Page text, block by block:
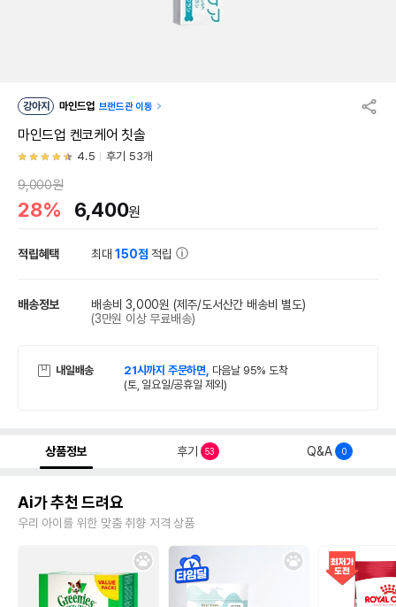
강아지 마인드업 브랜드관 이동
마인드업 켄코케어 칫솔
4.5 후기 53개
9,000원
28% 6,400원
적립혜택 최대150점 적립
배송정보 배송비 3,000원 (제주/도서산간 배송비 별도)
(3만원 이상 무료배송)
내일배송 21시까지 주문하면, 다음날 95% 도착
(토, 일요일/공휴일 제외)
상품정보 후기 53 Q&A 0
Ai가 추천 드려요
우리 아이를 위한 맞춤 취향 저격 상품